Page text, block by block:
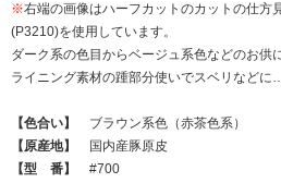
※右端の画像はハーフカットのカットの仕方
(P3210)を使用しています。
ダーク系の色目からベージュ系色などのお供
ライニング素材の踵部分使いでスベリなどに
【色合い】
ブラウン系色（赤茶色系）
【原産地】
国内産豚原皮
【型 番】
#700